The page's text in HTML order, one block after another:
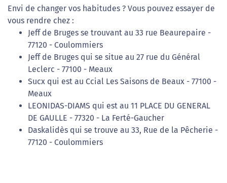
Envi de changer vos habitudes ? Vous pouvez essayer de
vous rendre chez :
Jeff de Bruges se trouvant au 33 rue Beaurepaire -
77120 - Coulommiers
Jeff de Bruges qui se situe au 27 rue du Général
Leclerc - 77100 - Meaux
Sucx qui est au Ccial Les Saisons de Beaux - 77100 -
Meaux
LEONIDAS-DIAMS qui est au 11 PLACE DU GENERAL
DE GAULLE - 77320 - La Ferté-Gaucher
Daskalidès qui se trouve au 33, Rue de la Pêcherie -
77120 - Coulommiers